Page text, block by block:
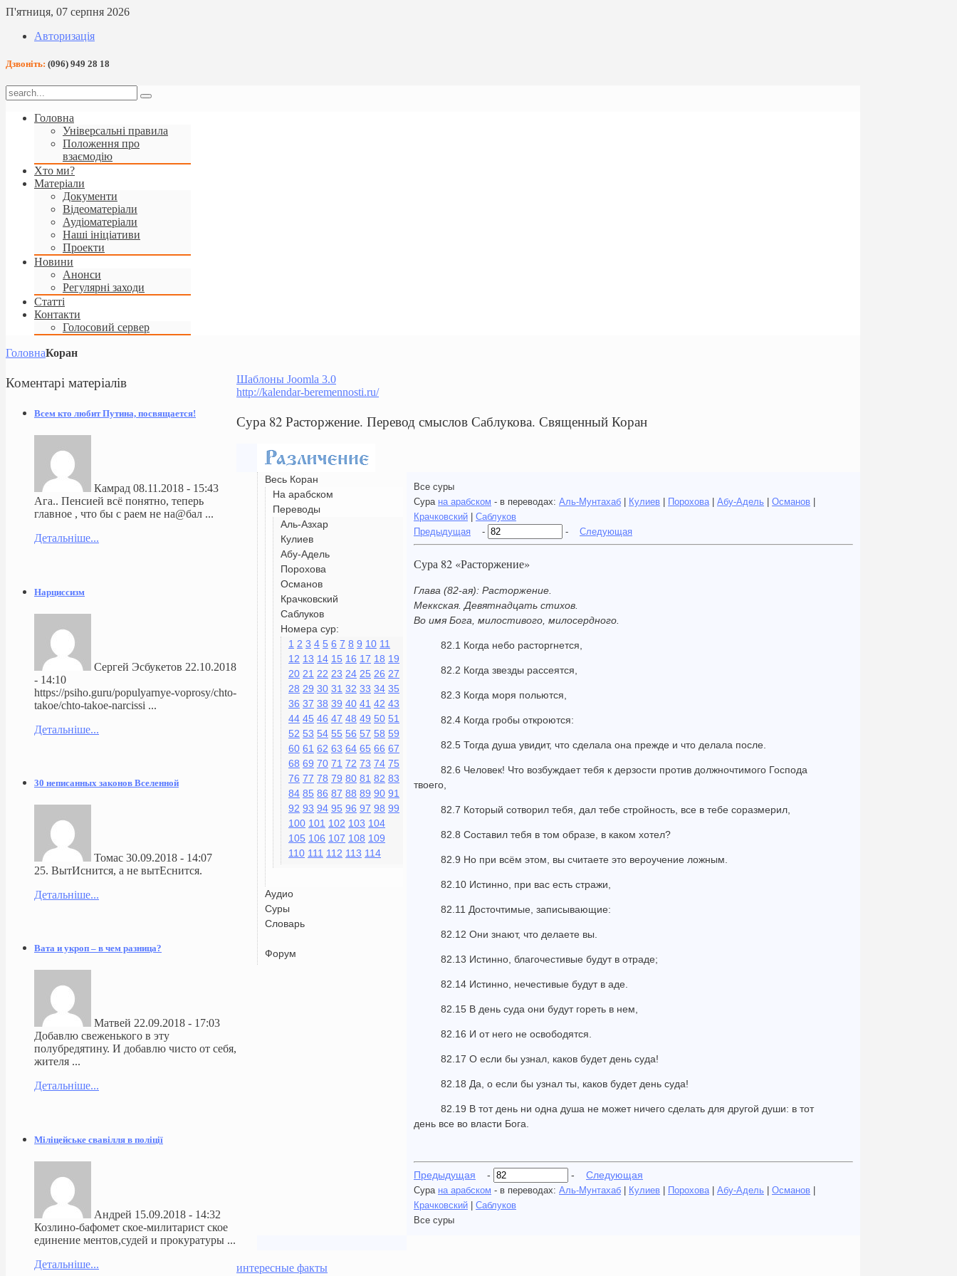
П'ятниця, 07 серпня 2026
Авторизація
Дзвоніть: (096) 949 28 18
Головна
Універсальні правила
Положення про
взаємодію
Хто ми?
Матеріали
Документи
Відеоматеріали
Аудіоматеріали
Наші ініціативи
Проекти
Новини
Анонси
Регулярні заходи
Статті
Контакти
Голосовий сервер
ГоловнаКоран
Шаблоны Joomla 3.0
http://kalendar-beremennosti.ru/
Сура 82 Расторжение. Перевод смыслов Саблукова. Священный Коран
Весь Коран
На арабском
Переводы
Аль-Азхар
Кулиев
Абу-Адель
Порохова
Османов
Крачковский
Саблуков
Номера сур:
1 2 3 4 5 6 7 8 9 10 11
12 13 14 15 16 17 18 19
20 21 22 23 24 25 26 27
28 29 30 31 32 33 34 35
36 37 38 39 40 41 42 43
44 45 46 47 48 49 50 51
52 53 54 55 56 57 58 59
60 61 62 63 64 65 66 67
68 69 70 71 72 73 74 75
76 77 78 79 80 81 82 83
84 85 86 87 88 89 90 91
92 93 94 95 96 97 98 99
100 101 102 103 104
105 106 107 108 109
110 111 112 113 114
Аудио
Суры
Словарь
Форум
Все суры
Сура на арабском - в переводах: Аль-Мунтахаб | Кулиев | Порохова | Абу-Адель | Османов |
Крачковский | Саблуков
Предыдущая - - Следующая
Сура 82 «Расторжение»
Глава (82-ая): Расторжение.
Меккская. Девятнадцать стихов.
Во имя Бога, милостивого, милосердного.
82.1 Когда небо расторгнется,
82.2 Когда звезды рассеятся,
82.3 Когда моря польются,
82.4 Когда гробы откроются:
82.5 Тогда душа увидит, что сделала она прежде и что делала после.
82.6 Человек! Что возбуждает тебя к дерзости против должночтимого Господа
твоего,
82.7 Который сотворил тебя, дал тебе стройность, все в тебе соразмерил,
82.8 Составил тебя в том образе, в каком хотел?
82.9 Но при всём этом, вы считаете это вероучение ложным.
82.10 Истинно, при вас есть стражи,
82.11 Досточтимые, записывающие:
82.12 Они знают, что делаете вы.
82.13 Истинно, благочестивые будут в отраде;
82.14 Истинно, нечестивые будут в аде.
82.15 В день суда они будут гореть в нем,
82.16 И от него не освободятся.
82.17 О если бы узнал, каков будет день суда!
82.18 Да, о если бы узнал ты, каков будет день суда!
82.19 В тот день ни одна душа не может ничего сделать для другой души: в тот
день все во власти Бога.
Предыдущая - - Следующая
Сура на арабском - в переводах: Аль-Мунтахаб Кулиев Порохова| Абу-Адель Османов
Крачковский
Саблуков
Все суры
интересные факты
Коментарі матеріалів
Всем кто любит Путина, посвящается!
Камрад 08.11.2018 - 15:43
Ага.. Пенсией всё понятно, теперь
главное , что бы с раем не на@бал ...
Детальніше...
Нарциссизм
Сергей Эсбукетов 22.10.2018
- 14:10
https://psiho.guru/populyarnye-voprosy/chto-
takoe/chto-takoe-narcissi ...
Детальніше...
30 неписанных законов Вселенной
Томас 30.09.2018 - 14:07
25. ВытИснится, а не вытЕснится.
Детальніше...
Вата и укроп – в чем разница?
Матвей 22.09.2018 - 17:03
Добавлю свеженького в эту
полубредятину. И добавлю чисто от себя,
жителя ...
Детальніше...
Міліцейське свавілля в поліції
Андрей 15.09.2018 - 14:32
Козлино-бафомет ское-милитарист ское
единение ментов,судей и прокуратуры ...
Детальніше...